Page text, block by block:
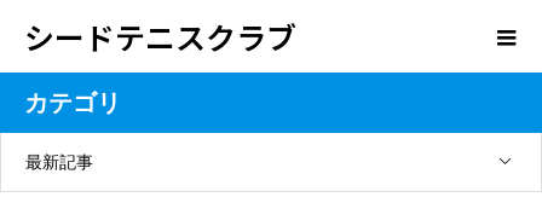
シードテニスクラブ
カテゴリ
最新記事